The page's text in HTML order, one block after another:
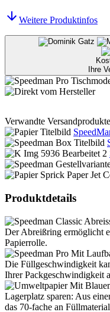
Weitere Produktinfos
Ihre
Verwandte
Produktdetails
Der Abreißring ermöglicht
Papierrolle.
Die Füllgeschwindigkeit
Ihrer Packgeschwindigkeit
Lagerplatz sparen: Aus
das 70-fache an